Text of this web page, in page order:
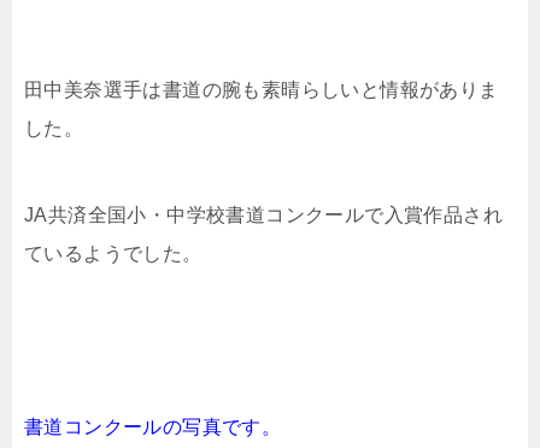
田中美奈選手は書道の腕も素晴らしいと情報がありま
した。
JA共済全国小・中学校書道コンクールで入賞作品され
ているようでした。
書道コンクールの写真です。